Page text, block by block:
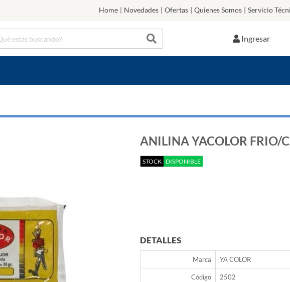
Home | Novedades | Ofertas | Quienes Somos | Servicio
Ingresar
ANILINA YACOLOR FRIO/
STOCK DISPONIBLE
DETALLES
Marca YA COLOR
Código 2502